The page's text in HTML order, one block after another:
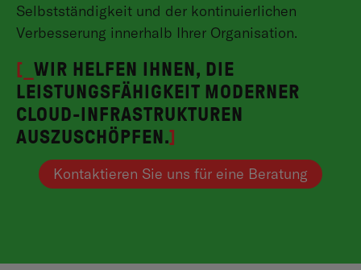
Selbstständigkeit und der kontinuierlichen
Verbesserung innerhalb Ihrer Organisation.
[_ WIR HELFEN IHNEN, DIE
LEISTUNGSFÄHIGKEIT MODERNER
CLOUD-INFRASTRUKTUREN
AUSZUSCHÖPFEN.]
Kontaktieren Sie uns für eine Beratung